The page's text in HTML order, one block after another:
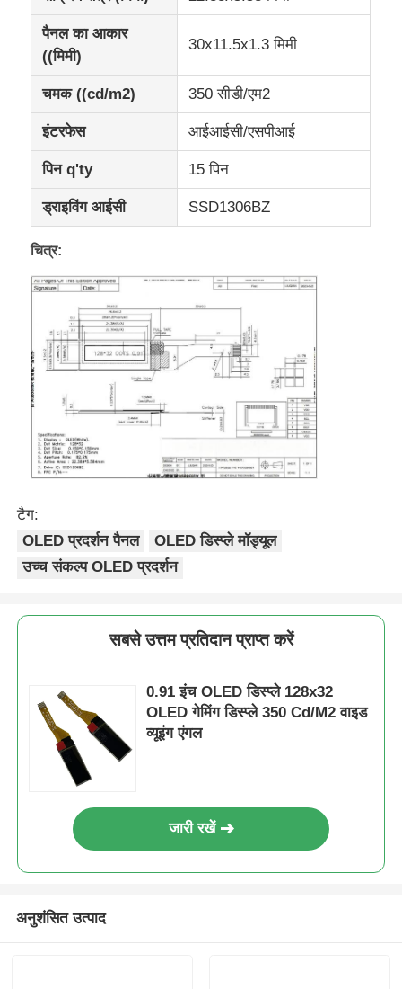
कार एलसीडी डिस्प्ले
परिपत्र एलसीडी स्क्रीन
एलसीडी टच स्क्रीन पैनल
यूएआरटी एलसीडी डिस्प्ले
मोनोक्रोम एलसीडी
सीओजी एलसीडी मॉड्यूल
एसटीएन एलसीडी डिस्प्ले
कस्टम एलसीडी डिस्प्ले मॉड्यूल
पैनल का आकार
((मिमी)
30x11.5x1.3 मिमी
चमक ((cd/m2) 350 सीडी/एम2
इंटरफेस आईआईसी/एसपीआई
पिन q'ty 15 पिन
ड्राइविंग आईसी SSD1306BZ
चित्र:
टैग:
OLED प्रदर्शन पैनल
OLED डिस्प्ले मॉड्यूल
उच्च संकल्प OLED प्रदर्शन
सबसे उत्तम प्रतिदान प्राप्त करें
0.91 इंच OLED डिस्प्ले 128x32
OLED गेमिंग डिस्प्ले 350 Cd/M2 वाइड
व्यूइंग एंगल
जारी रखें
अनुशंसित उत्पाद